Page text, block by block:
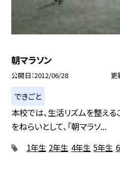
朝マラソン
公開日 2012/06/28 更
できごと
本校では、生活リズムを整える
をねらいとして、「朝マラソ...
1年生 2年生 4年生 5年生